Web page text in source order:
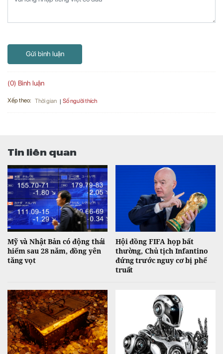
Gửi bình luận
(0) Bình luận
Xếp theo: Thời gian Số người thích
Tin liên quan
Mỹ và Nhật Bản có động thái
hiếm sau 28 năm, đồng yên
tăng vọt
Hội đồng FIFA họp bất
thường, Chủ tịch Infantino
đứng trước nguy cơ bị phế
truất